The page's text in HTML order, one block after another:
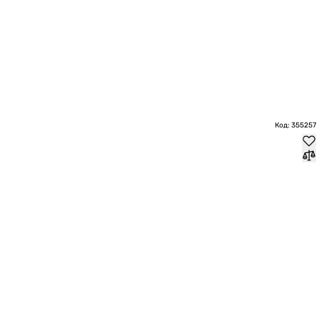
Код: 355257